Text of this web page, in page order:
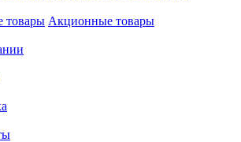
Акционные товары